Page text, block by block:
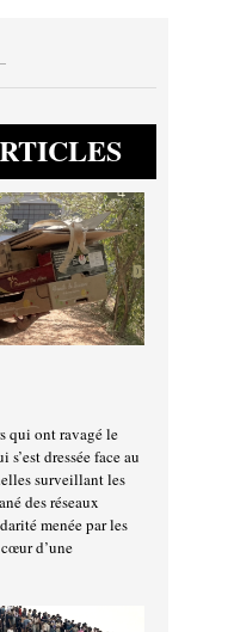
qui ont ravagé le
dressée face au
surveillant les
des réseaux
menée par les
d’une